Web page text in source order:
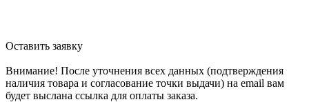
Оставить заявку
Внимание! После уточнения всех данных (подтверждения
наличия товара и согласование точки выдачи) на email вам
будет выслана ссылка для оплаты заказа.